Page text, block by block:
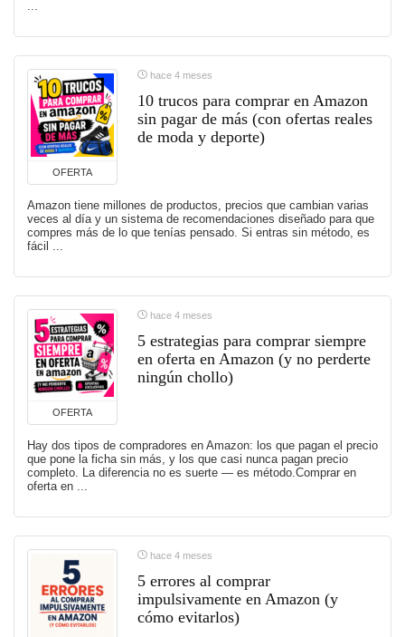
OFERTA
hace 4 meses
10 trucos para comprar en Amazon
sin pagar de más (con ofertas reales
de moda y deporte)
Amazon tiene millones de productos, precios que cambian varias
veces al día y un sistema de recomendaciones diseñado para que
compres más de lo que tenías pensado. Si entras sin método, es
fácil ...
OFERTA
hace 4 meses
5 estrategias para comprar siempre
en oferta en Amazon (y no perderte
ningún chollo)
Hay dos tipos de compradores en Amazon: los que pagan el precio
que pone la ficha sin más, y los que casi nunca pagan precio
completo. La diferencia no es suerte — es método.Comprar en
oferta en ...
hace 4 meses
5 errores al comprar
impulsivamente en Amazon (y
cómo evitarlos)